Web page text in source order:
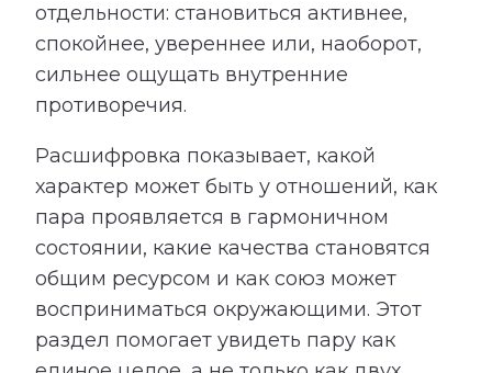
отдельности: становиться активнее,
спокойнее, увереннее или, наоборот,
сильнее ощущать внутренние
противоречия.
Расшифровка показывает, какой
характер может быть у отношений, как
пара проявляется в гармоничном
состоянии, какие качества становятся
общим ресурсом и как союз может
восприниматься окружающими. Этот
раздел помогает увидеть пару как